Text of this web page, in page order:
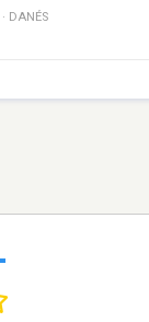
· DANÉS